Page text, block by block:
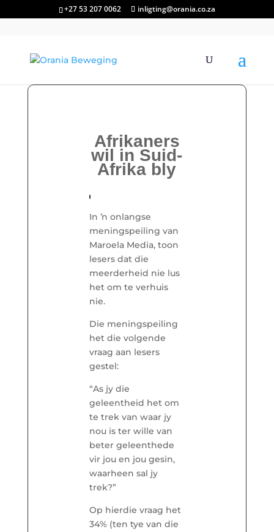
+27 53 207 0062 inligting@orania.co.za
Afrikaners
wil in Suid-
Afrika bly
In ŉ onlangse
meningspeiling van
Maroela Media, toon
lesers dat die
meerderheid nie lus
het om te verhuis
nie.
Die meningspeiling
het die volgende
vraag aan lesers
gestel:
“As jy die
geleentheid het om
te trek van waar jy
nou is ter wille van
beter geleenthede
vir jou en jou gesin,
waarheen sal jy
trek?”
Op hierdie vraag het
34% (ten tye van die